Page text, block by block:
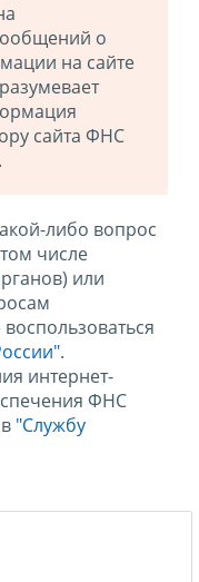
о
на сайте
сайта ФНС
либо вопрос
числе
или
.
интернет-
ФНС
"Службу